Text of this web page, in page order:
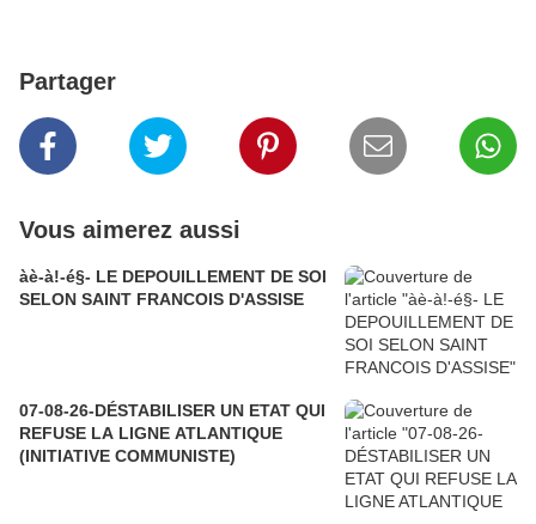
Partager
Vous aimerez aussi
àè-à!-é§- LE DEPOUILLEMENT DE SOI
SELON SAINT FRANCOIS D'ASSISE
07-08-26-DÉSTABILISER UN ETAT QUI
REFUSE LA LIGNE ATLANTIQUE
(INITIATIVE COMMUNISTE)